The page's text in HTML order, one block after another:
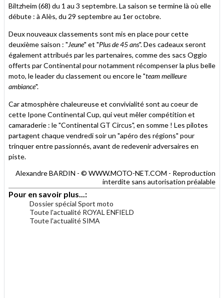
Biltzheim (68) du 1 au 3 septembre. La saison se termine là où elle
débute : à Alès, du 29 septembre au 1er octobre.
Deux nouveaux classements sont mis en place pour cette
deuxième saison : "Jeune" et "Plus de 45 ans". Des cadeaux seront
également attribués par les partenaires, comme des sacs Oggio
offerts par Continental pour notamment récompenser la plus belle
moto, le leader du classement ou encore le "team meilleure
ambiance".
Car atmosphère chaleureuse et convivialité sont au coeur de
cette Ipone Continental Cup, qui veut mêler compétition et
camaraderie : le "Continental GT Circus", en somme ! Les pilotes
partagent chaque vendredi soir un "apéro des régions" pour
trinquer entre passionnés, avant de redevenir adversaires en
piste.
Alexandre BARDIN - © WWW.MOTO-NET.COM - Reproduction
interdite sans autorisation préalable
Pour en savoir plus...:
Dossier spécial Sport moto
Toute l'actualité ROYAL ENFIELD
Toute l'actualité SIMA